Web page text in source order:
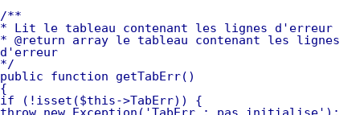
/**
* Lit le tableau contenant les lignes d'erreur
* @return array le tableau contenant les lignes
d'erreur
*/
public function getTabErr()
{
if (!isset($this->TabErr)) {